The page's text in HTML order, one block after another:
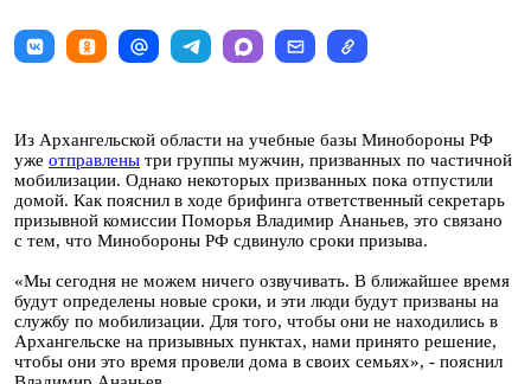
Из Архангельской области на учебные базы Минобороны РФ
уже отправлены три группы мужчин, призванных по частичной
мобилизации. Однако некоторых призванных пока отпустили
домой. Как пояснил в ходе брифинга ответственный секретарь
призывной комиссии Поморья Владимир Ананьев, это связано
с тем, что Минобороны РФ сдвинуло сроки призыва.
«Мы сегодня не можем ничего озвучивать. В ближайшее время
будут определены новые сроки, и эти люди будут призваны на
службу по мобилизации. Для того, чтобы они не находились в
Архангельске на призывных пунктах, нами принято решение,
чтобы они это время провели дома в своих семьях», - пояснил